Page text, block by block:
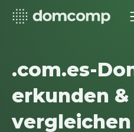
.com.es-
erkunden &
vergleichen